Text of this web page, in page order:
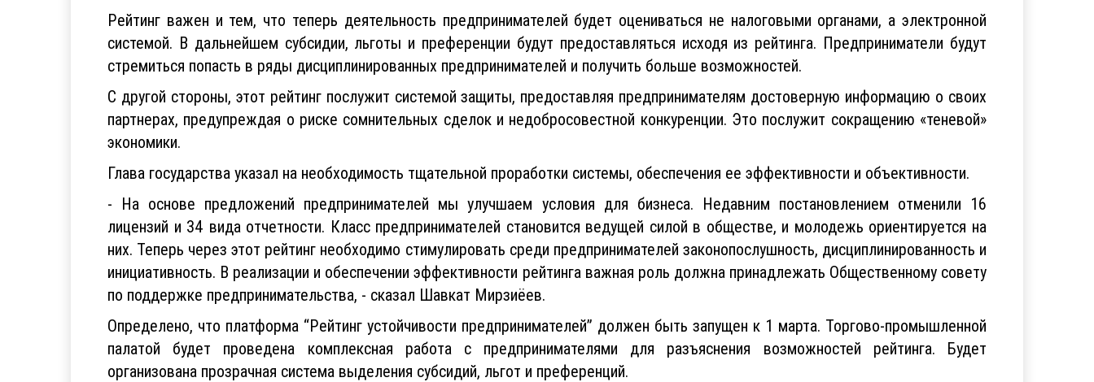
Рейтинг важен и тем, что теперь деятельность предпринимателей будет оцениваться не налоговыми органами, а электронной
системой. В дальнейшем субсидии, льготы и преференции будут предоставляться исходя из рейтинга. Предприниматели будут
стремиться попасть в ряды дисциплинированных предпринимателей и получить больше возможностей.
С другой стороны, этот рейтинг послужит системой защиты, предоставляя предпринимателям достоверную информацию о своих
партнерах, предупреждая о риске сомнительных сделок и недобросовестной конкуренции. Это послужит сокращению «теневой»
экономики.
Глава государства указал на необходимость тщательной проработки системы, обеспечения ее эффективности и объективности.
- На основе предложений предпринимателей мы улучшаем условия для бизнеса. Недавним постановлением отменили 16
лицензий и 34 вида отчетности. Класс предпринимателей становится ведущей силой в обществе, и молодежь ориентируется на
них. Теперь через этот рейтинг необходимо стимулировать среди предпринимателей законопослушность, дисциплинированность и
инициативность. В реализации и обеспечении эффективности рейтинга важная роль должна принадлежать Общественному совету
по поддержке предпринимательства, - сказал Шавкат Мирзиёев.
Определено, что платформа “Рейтинг устойчивости предпринимателей” должен быть запущен к 1 марта. Торгово-промышленной
палатой будет проведена комплексная работа с предпринимателями для разъяснения возможностей рейтинга. Будет
организована прозрачная система выделения субсидий, льгот и преференций.